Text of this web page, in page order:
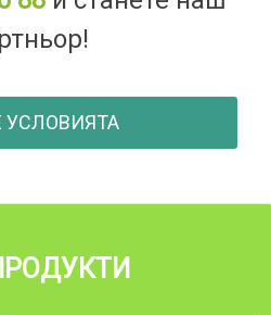
УСЛОВИЯТА